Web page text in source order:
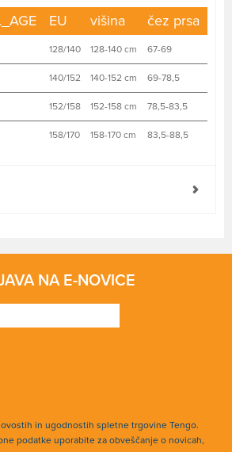
EU višina čez prsa
128/140 128-140 cm 67-69
140/152 140-152 cm 69-78,5
152/158 152-158 cm 78,5-83,5
158/170 158-170 cm 83,5-88,5
NA E-NOVICE
in ugodnostih spletne trgovine Tengo.
podatke uporabite za obveščanje o novicah,